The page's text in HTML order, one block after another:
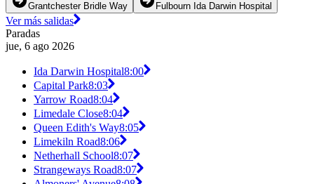
Grantchester Bridle Way Fulbourn Ida Darwin Hospital
Ver más salidas
Paradas
jue, 6 ago 2026
Ida Darwin Hospital8:00
Capital Park8:03
Yarrow Road8:04
Limedale Close8:04
Queen Edith's Way8:05
Limekiln Road8:06
Netherhall School8:07
Strangeways Road8:07